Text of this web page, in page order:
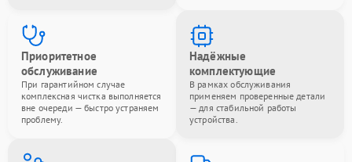
Приоритетное
обслуживание
При гарантийном случае
комплексная чистка выполняется
вне очереди — быстро устраняем
проблему.
Надёжные
комплектующие
В рамках обслуживания
применяем проверенные детали
— для стабильной работы
устройства.